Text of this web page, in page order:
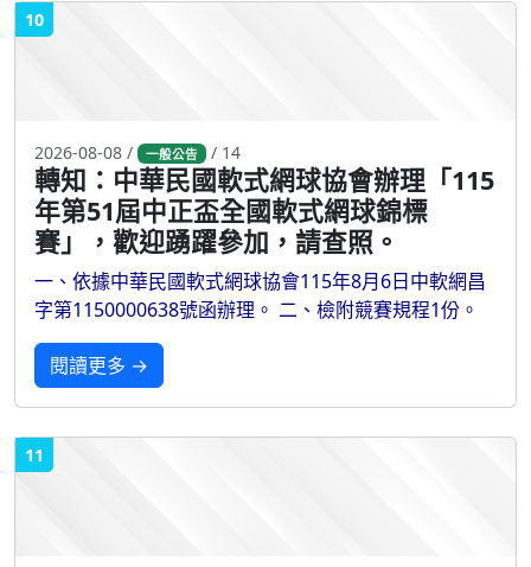
10
2026-08-08 / 一般公告 / 14
轉知：中華民國軟式網球協會辦理「115
年第51屆中正盃全國軟式網球錦標
賽」，歡迎踴躍參加，請查照。
一、依據中華民國軟式網球協會115年8月6日中軟網昌
字第1150000638號函辦理。 二、檢附競賽規程1份。
閱讀更多 →
11